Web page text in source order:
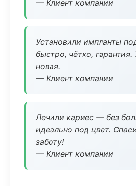
— Клиент компании
Установили импланты
быстро, чётко, гарантия.
новая.
— Клиент компании
Лечили кариес — без
идеально под цвет.
заботу!
— Клиент компании